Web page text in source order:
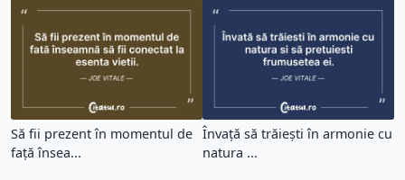
Să fii prezent în momentul de
față însea...
Învață să trăiești în armonie cu
natura ...